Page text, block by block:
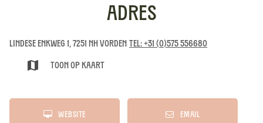
Adres
Lindese Enkweg 1, 7251 NH Vorden Tel: +31 (0)575 556680
Toon op kaart
Website Email